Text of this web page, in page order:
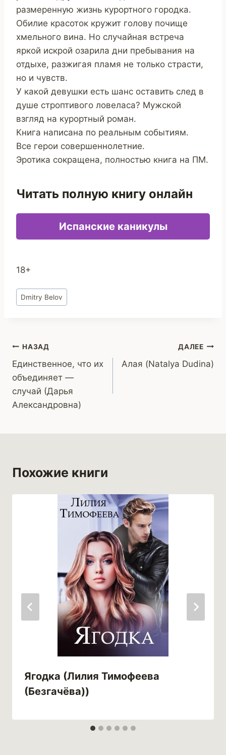
размеренную жизнь курортного городка.
Обилие красоток кружит голову почище
хмельного вина. Но случайная встреча
яркой искрой озарила дни пребывания на
отдыхе, разжигая пламя не только страсти,
но и чувств.
У какой девушки есть шанс оставить след в
душе строптивого ловеласа? Мужской
взгляд на курортный роман.
Книга написана по реальным событиям.
Все герои совершеннолетние.
Эротика сокращена, полностью книга на ПМ.
Читать полную книгу онлайн
Испанские каникулы
18+
Метки
записи:
Dmitry Belov
Навигация
по
записям
НАЗАД
Единственное, что их
объединяет —
случай (Дарья
Александровна)
ДАЛЕЕ
Алая (Natalya Dudina)
Похожие книги
Ягодка (Лилия Тимофеева
(Безгачёва))